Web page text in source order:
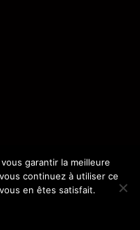
garantir la meilleure
continuez à utiliser ce
en êtes satisfait.